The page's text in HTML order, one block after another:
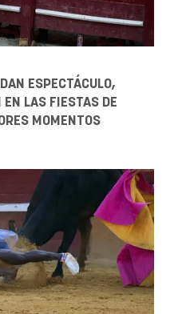
ESPECTÁCULO,
EN LAS FIESTAS DE
MOMENTOS